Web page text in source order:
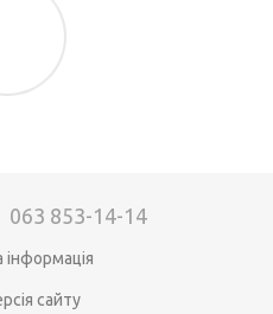
063 853-14-14
інформація
сайту